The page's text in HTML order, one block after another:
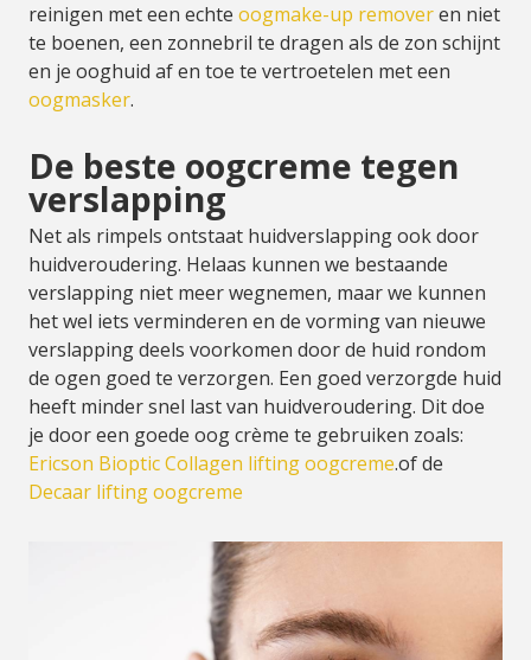
reinigen met een echte oogmake-up removeren niet
te boenen, een zonnebril te dragen als de zon schijnt
en je ooghuid af en toe te vertroetelen met een
oogmasker.
De beste oogcreme tegen
verslapping
Net als rimpels ontstaat huidverslapping ook door
huidveroudering. Helaas kunnen we bestaande
verslapping niet meer wegnemen, maar we kunnen
het wel iets verminderen en de vorming van nieuwe
verslapping deels voorkomen door de huid rondom
de ogen goed te verzorgen. Een goed verzorgde huid
heeft minder snel last van huidveroudering. Dit doe
je door een goede oog crème te gebruiken zoals:
Ericson Bioptic Collagen lifting oogcreme.of de
Decaar lifting oogcreme